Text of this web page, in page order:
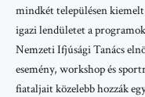
mindkét településen
igazi lendületet a
Nemzeti Ifjúsági Tanács
esemény, workshop és
fiataljait közelebb hozzák